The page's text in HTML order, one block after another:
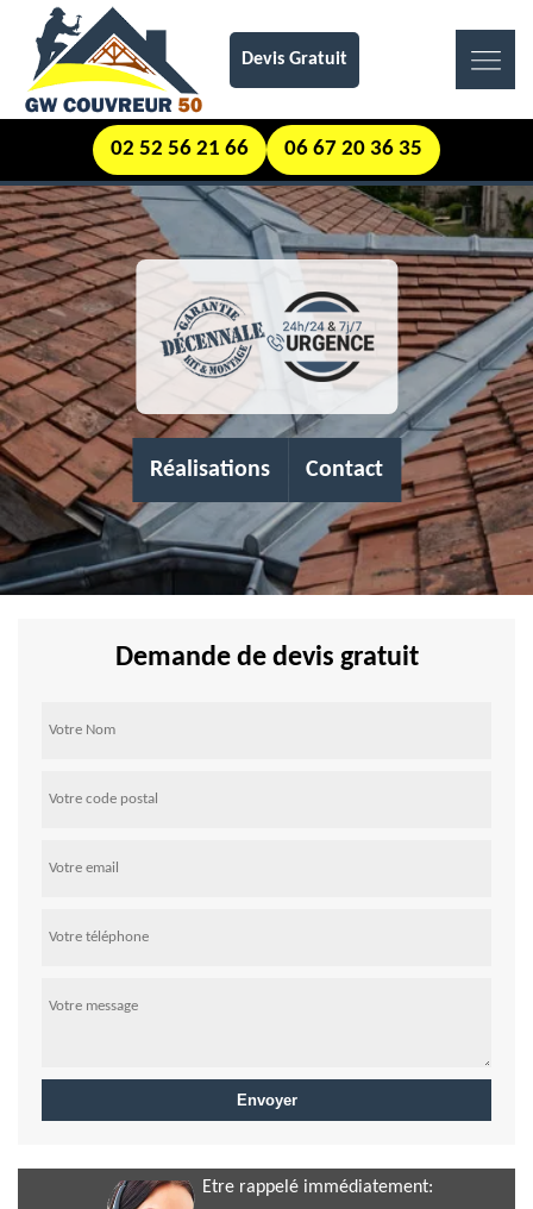
Devis Gratuit
02 52 56 21 66 06 67 20 36 35
Réalisations Contact
Demande de devis gratuit
Etre rappelé immédiatement: